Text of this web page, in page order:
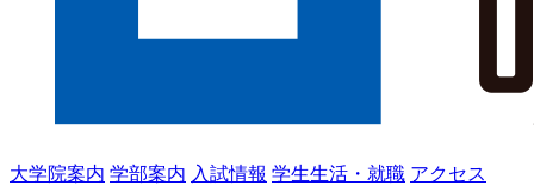
大学院案内 学部案内 入試情報 学生生活・就職 アクセス